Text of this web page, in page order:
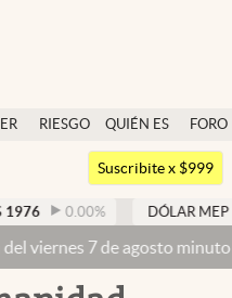
RIESGO
QUIÉN ES
QUIÉN
FORO
Argentina
México
Suscribite x $999
% DÓLAR MEP $
7 de agosto minuto a minuto